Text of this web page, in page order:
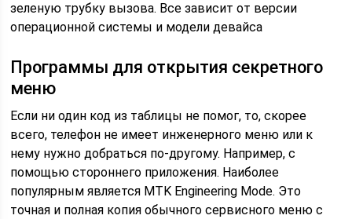
зеленую трубку вызова. Все зависит от версии
операционной системы и модели девайса
Программы для открытия секретного
меню
Если ни один код из таблицы не помог, то, скорее
всего, телефон не имеет инженерного меню или к
нему нужно добраться по-другому. Например, с
помощью стороннего приложения. Наиболее
популярным является MTK Engineering Mode. Это
точная и полная копия обычного сервисного меню с